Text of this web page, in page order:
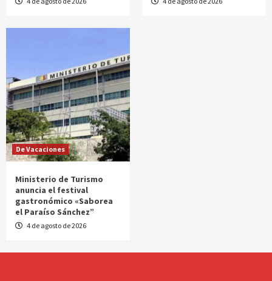
De Vacaciones
Ministerio de Turismo
anuncia el festival
gastronómico «Saborea
el Paraíso Sánchez”
4 de agosto de 2026